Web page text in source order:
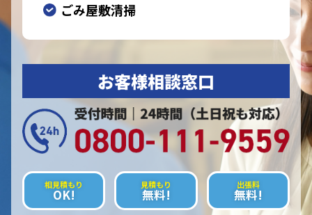
ごみ屋敷清掃
お客様相談窓口
相見積もり
OK!
見積もり
無料!
出張料
無料!